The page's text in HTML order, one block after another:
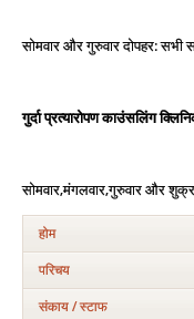
सोमवार औरगुरुवारदोपहर:सभी
गुर्दाप्रत्‍यारोपणकाउंसलिंग
सोमवार,मंगलवार,गुरुवार और
होम
परिचय
संकाय / स्टाफ